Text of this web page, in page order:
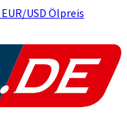
EUR/USD Ölpreis